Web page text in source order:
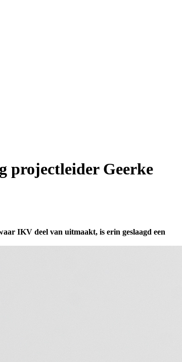
projectleider Geerke
IKV deel van uitmaakt, is erin geslaagd een